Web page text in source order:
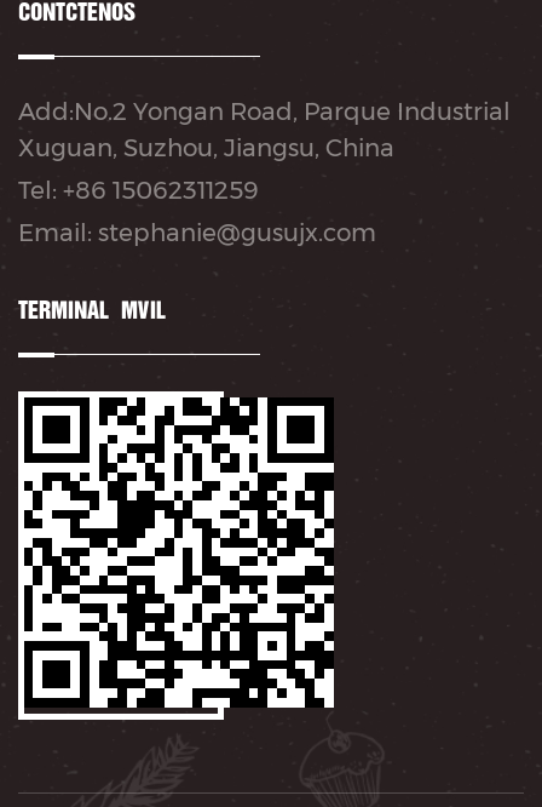
CONTÁCTENOS
Add:No.2 Yongan Road, Parque Industrial
Xuguan, Suzhou, Jiangsu, China
Tel: +86 15062311259
Email: stephanie@gusujx.com
TERMINAL MÓVIL